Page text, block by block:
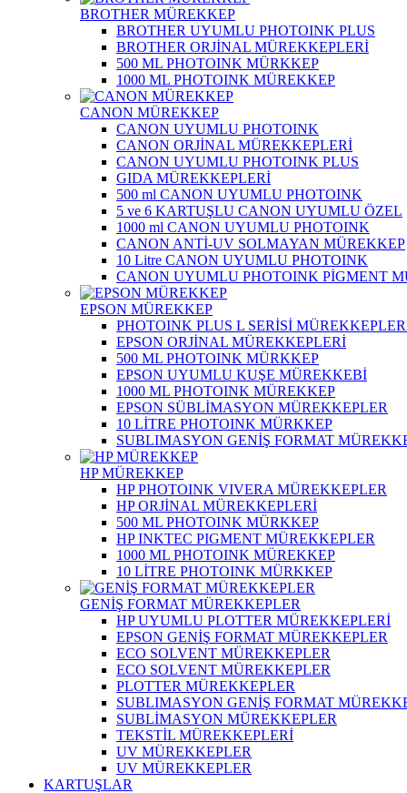
BROTHER MÜREKKEP
BROTHER UYUMLU PHOTOINK PLUS
BROTHER ORJİNAL MÜREKKEPLERİ
500 ML PHOTOINK MÜRKKEP
1000 ML PHOTOINK MÜREKKEP
CANON MÜREKKEP
CANON UYUMLU PHOTOINK
CANON ORJİNAL MÜREKKEPLERİ
CANON UYUMLU PHOTOINK PLUS
GIDA MÜREKKEPLERİ
500 ml CANON UYUMLU PHOTOINK
5 ve 6 KARTUŞLU CANON UYUMLU ÖZEL
1000 ml CANON UYUMLU PHOTOINK
CANON ANTİ-UV SOLMAYAN MÜREKKEP
10 Litre CANON UYUMLU PHOTOINK
CANON UYUMLU PHOTOINK PİGMENT
EPSON MÜREKKEP
PHOTOINK PLUS L SERİSİ
EPSON ORJİNAL MÜREKKEPLERİ
500 ML PHOTOINK MÜRKKEP
EPSON UYUMLU KUŞE MÜREKKEBİ
1000 ML PHOTOINK MÜREKKEP
EPSON SÜBLİMASYON MÜREKKEPLER
10 LİTRE PHOTOINK MÜRKKEP
SUBLIMASYON GENİŞ FORMAT
HP MÜREKKEP
HP PHOTOINK VIVERA MÜREKKEPLER
HP ORJİNAL MÜREKKEPLERİ
500 ML PHOTOINK MÜRKKEP
HP INKTEC PIGMENT MÜREKKEPLER
1000 ML PHOTOINK MÜREKKEP
10 LİTRE PHOTOINK MÜRKKEP
GENİŞ FORMAT MÜREKKEPLER
HP UYUMLU PLOTTER MÜREKKEPLERİ
EPSON GENİŞ FORMAT MÜREKKEPLER
ECO SOLVENT MÜREKKEPLER
ECO SOLVENT MÜREKKEPLER
PLOTTER MÜREKKEPLER
SUBLIMASYON GENİŞ FORMAT
SUBLİMASYON MÜREKKEPLER
TEKSTİL MÜREKKEPLERİ
UV MÜREKKEPLER
UV MÜREKKEPLER
KARTUŞLAR